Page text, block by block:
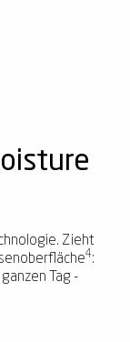
Zieht
4:
Tag -